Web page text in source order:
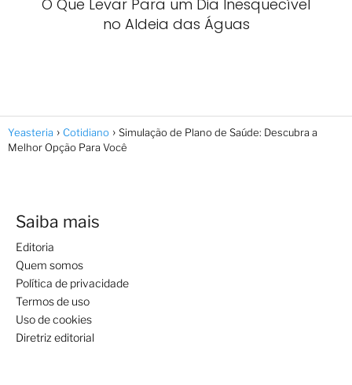
O Que Levar Para um Dia Inesquecível
no Aldeia das Águas
Yeasteria Cotidiano
Simulação de Plano de Saúde: Descubra a
Melhor Opção Para Você
Saiba mais
Editoria
Quem somos
Política de privacidade
Termos de uso
Uso de cookies
Diretriz editorial